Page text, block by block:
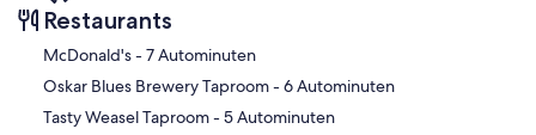
Restaurants
‪McDonald's - ‬7 Autominuten
‪Oskar Blues Brewery Taproom - ‬6 Autominuten
‪Tasty Weasel Taproom - ‬5 Autominuten